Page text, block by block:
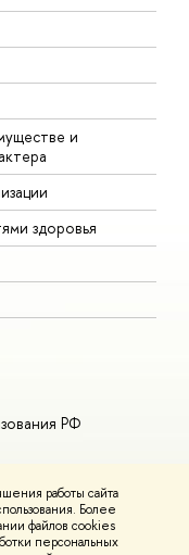
работы сайта
Более
файлов cookies
персональных
и
здоровья
РФ